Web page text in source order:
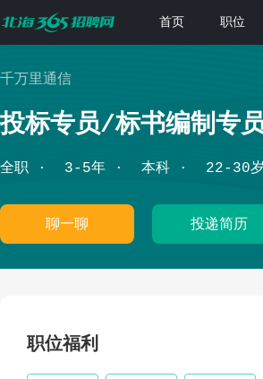
首页 职位
千万里通信
投标专员/标书编制专
全职 3-5年 本科 22-30岁
聊一聊 投递简历
职位福利